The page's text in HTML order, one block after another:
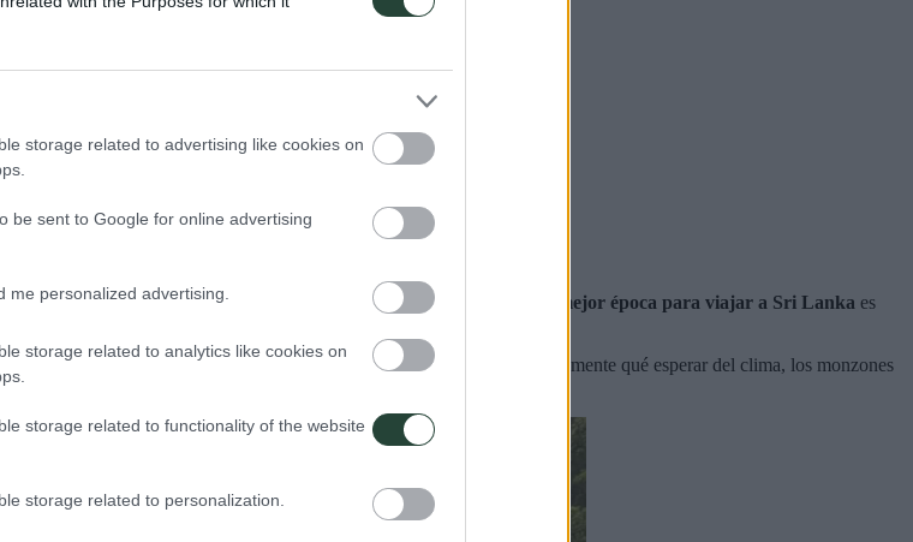
storage related to advertising like cookies on
be sent to Google for online advertising
me personalized advertising.
storage related to analytics like cookies on
storage related to functionality of the website
storage related to personalization.
billetes: ¿me va a llover? ¿Hará demasiado calor? Entender cuál es la mejor época para viajar a Sri Lanka es
los 365 días del año.
Por eso, hemos preparado esta guía definitiva para que sepas exactamente qué esperar del clima, los monzones